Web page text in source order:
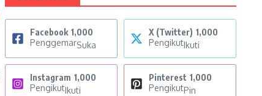
Facebook 1,000
PenggemarSuka
X (Twitter) 1,000
PengikutIkuti
Instagram 1,000
PengikutIkuti
Pinterest 1,000
PengikutPin